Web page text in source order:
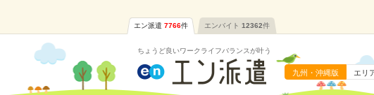
エン派遣 7766件 エンバイト 12362件
ちょうど良いワークライフバランスが叶う
九州・沖縄版 エリ